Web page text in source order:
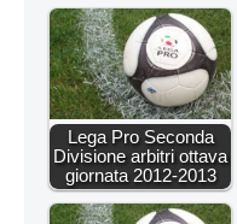
Lega Pro Seconda
Divisione arbitri ottava
giornata 2012-2013